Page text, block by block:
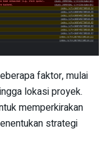
faktor, mulai
lokasi proyek.
memperkirakan
strategi